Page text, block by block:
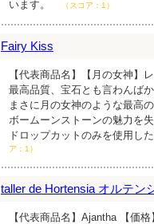
います。
（スコア：1）
Fairy Kiss
【代表商品名】【月の女神】
最高品質、宝石とも言わんば
まさに月の女神のような最高
ボームーンストーンの魅力を
ドロップカットのみを使用し
ア：1）
taller de Hortensia オルテン
【代表商品名】Ajantha 【価